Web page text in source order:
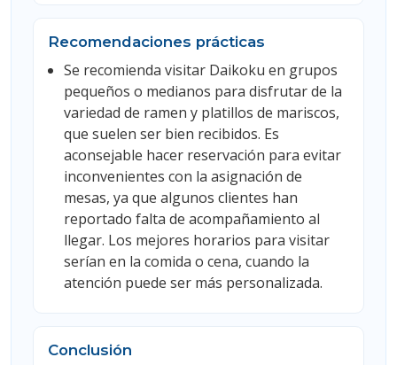
Recomendaciones prácticas
Se recomienda visitar Daikoku en grupos
pequeños o medianos para disfrutar de la
variedad de ramen y platillos de mariscos,
que suelen ser bien recibidos. Es
aconsejable hacer reservación para evitar
inconvenientes con la asignación de
mesas, ya que algunos clientes han
reportado falta de acompañamiento al
llegar. Los mejores horarios para visitar
serían en la comida o cena, cuando la
atención puede ser más personalizada.
Conclusión